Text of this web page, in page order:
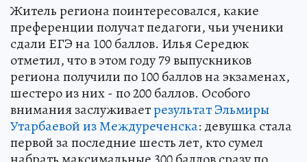
Житель региона поинтересовался, какие
преференции получат педагоги, чьи ученики
сдали ЕГЭ на 100 баллов. Илья Середюк
отметил, что в этом году 79 выпускников
региона получили по 100 баллов на экзаменах,
шестеро из них - по 200 баллов. Особого
внимания заслуживаетрезультат Эльмиры
Утарбаевой из Междуреченска: девушка стала
первой за последние шесть лет, кто сумел